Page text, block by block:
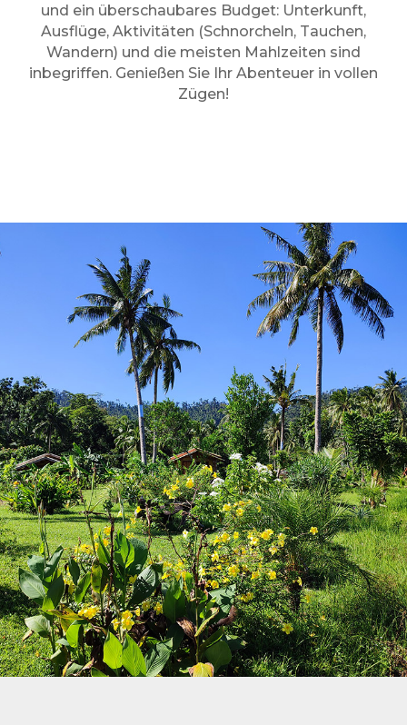
und ein überschaubares Budget: Unterkunft,
Ausflüge, Aktivitäten (Schnorcheln, Tauchen,
Wandern) und die meisten Mahlzeiten sind
inbegriffen. Genießen Sie Ihr Abenteuer in vollen
Zügen!